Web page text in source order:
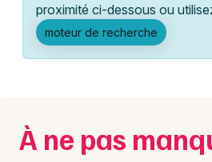
Activité & Expérience
Manifestations
Spectacles
Lyon
Marseille
Nantes
proximité ci-dessous ou
moteur de recherche
À ne pas